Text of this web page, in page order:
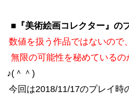
■『美術絵画コレクター』の
数値を扱う作品ではないので、
無限の可能性を秘めているの
♪(＾＾)
今回は2018/11/17のプレイ時